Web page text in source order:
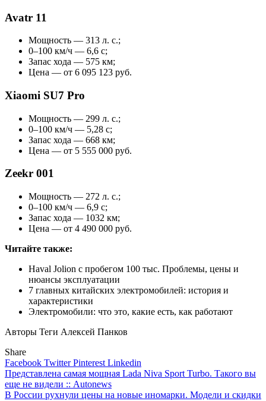
Avatr 11
Мощность — 313 л. с.;
0–100 км/ч — 6,6 с;
Запас хода — 575 км;
Цена — от 6 095 123 руб.
Xiaomi SU7 Pro
Мощность — 299 л. с.;
0–100 км/ч — 5,28 с;
Запас хода — 668 км;
Цена — от 5 555 000 руб.
Zeekr 001
Мощность — 272 л. с.;
0–100 км/ч — 6,9 с;
Запас хода — 1032 км;
Цена — от 4 490 000 руб.
Читайте также:
Haval Jolion с пробегом 100 тыс. Проблемы, цены и
нюансы эксплуатации
7 главных китайских электромобилей: история и
характеристики
Электромобили: что это, какие есть, как работают
Авторы Теги Алексей Панков
Share
Facebook TwitterPinterest Linkedin
Навигация
по
Представлена самая мощная Lada Niva Sport Turbo. Такого вы
еще не видели :: Autonews
В России рухнули цены на новые иномарки. Модели и скидки